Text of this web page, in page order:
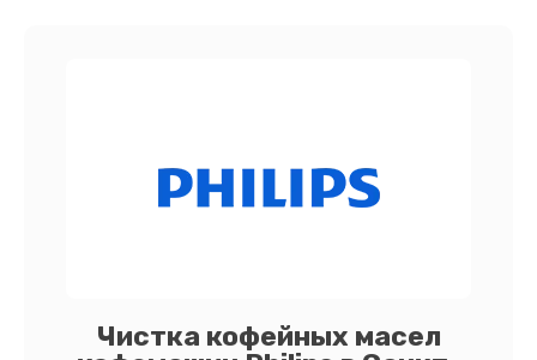
Чистка кофейных масел